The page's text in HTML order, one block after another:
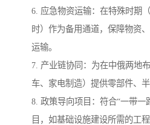
6. 应急物资运输：在特殊时期
时）作为备用通道，保障物资
运输。
7. 产业链协同：为在中俄两地
车、家电制造）提供零部件、
8. 政策导向项目：符合“一带一
目，如基础设施建设所需的工